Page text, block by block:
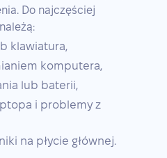
Do najczęściej
klawiatura,
komputera,
lub baterii,
i problemy z
na płycie głównej.